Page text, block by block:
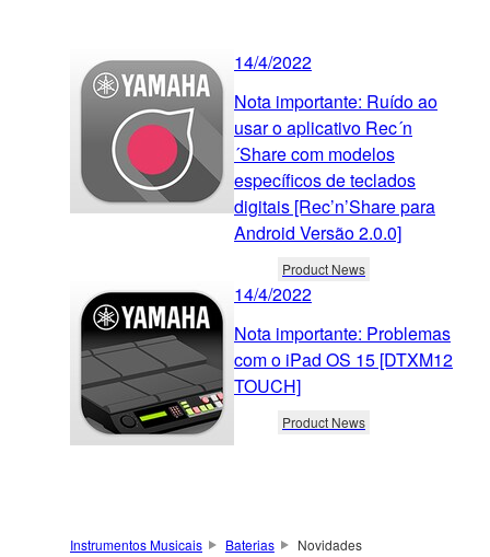
14/4/2022
Nota importante: Ruído ao
usar o aplicativo Rec´n
´Share com modelos
específicos de teclados
digitais [Rec’n’Share para
Android Versão 2.0.0]
Product News
14/4/2022
Nota importante: Problemas
com o iPad OS 15 [DTXM12
TOUCH]
Product News
Instrumentos Musicais Baterias Novidades